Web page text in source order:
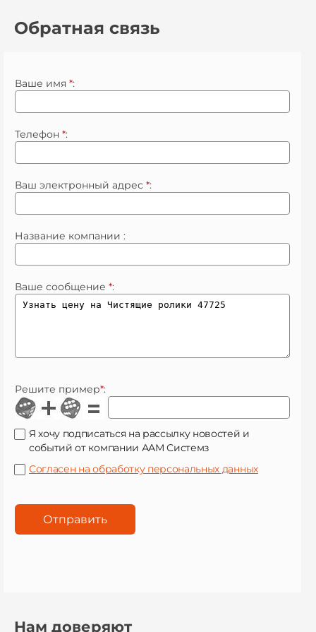
Обратная связь
Ваше имя *:
Телефон *:
Ваш электронный адрес *:
Название компании :
Ваше сообщение *:
Решите пример*:
Я хочу подписаться на рассылку новостей и
событий от компании ААМ Системз
Согласен на обработку персональных данных
Нам доверяют